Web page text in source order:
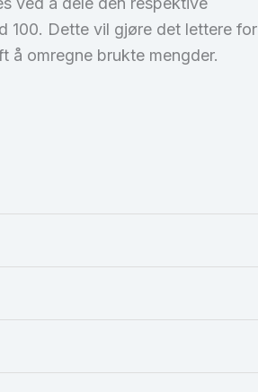
100. Dette vil gjøre det lettere for
å omregne brukte mengder.